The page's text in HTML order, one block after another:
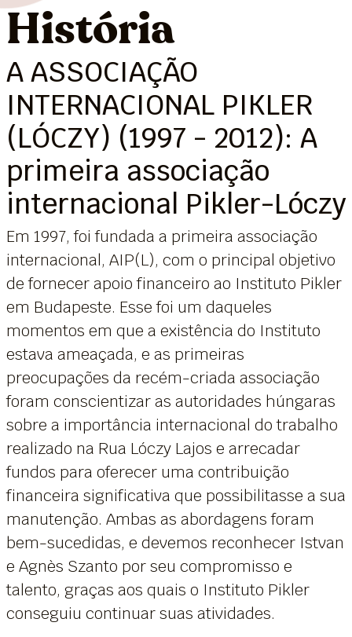
História
A ASSOCIAÇÃO
INTERNACIONAL PIKLER
(LÓCZY) (1997 - 2012): A
primeira associação
internacional Pikler-Lóczy
Em 1997, foi fundada a primeira associação
internacional, AIP(L), com o principal objetivo
de fornecer apoio financeiro ao Instituto Pikler
em Budapeste. Esse foi um daqueles
momentos em que a existência do Instituto
estava ameaçada, e as primeiras
preocupações da recém-criada associação
foram conscientizar as autoridades húngaras
sobre a importância internacional do trabalho
realizado na Rua Lóczy Lajos e arrecadar
fundos para oferecer uma contribuição
financeira significativa que possibilitasse a sua
manutenção. Ambas as abordagens foram
bem-sucedidas, e devemos reconhecer Istvan
e Agnès Szanto por seu compromisso e
talento, graças aos quais o Instituto Pikler
conseguiu continuar suas atividades.